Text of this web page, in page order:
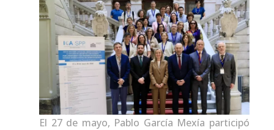
El 27 de mayo, Pablo García Mexía participó